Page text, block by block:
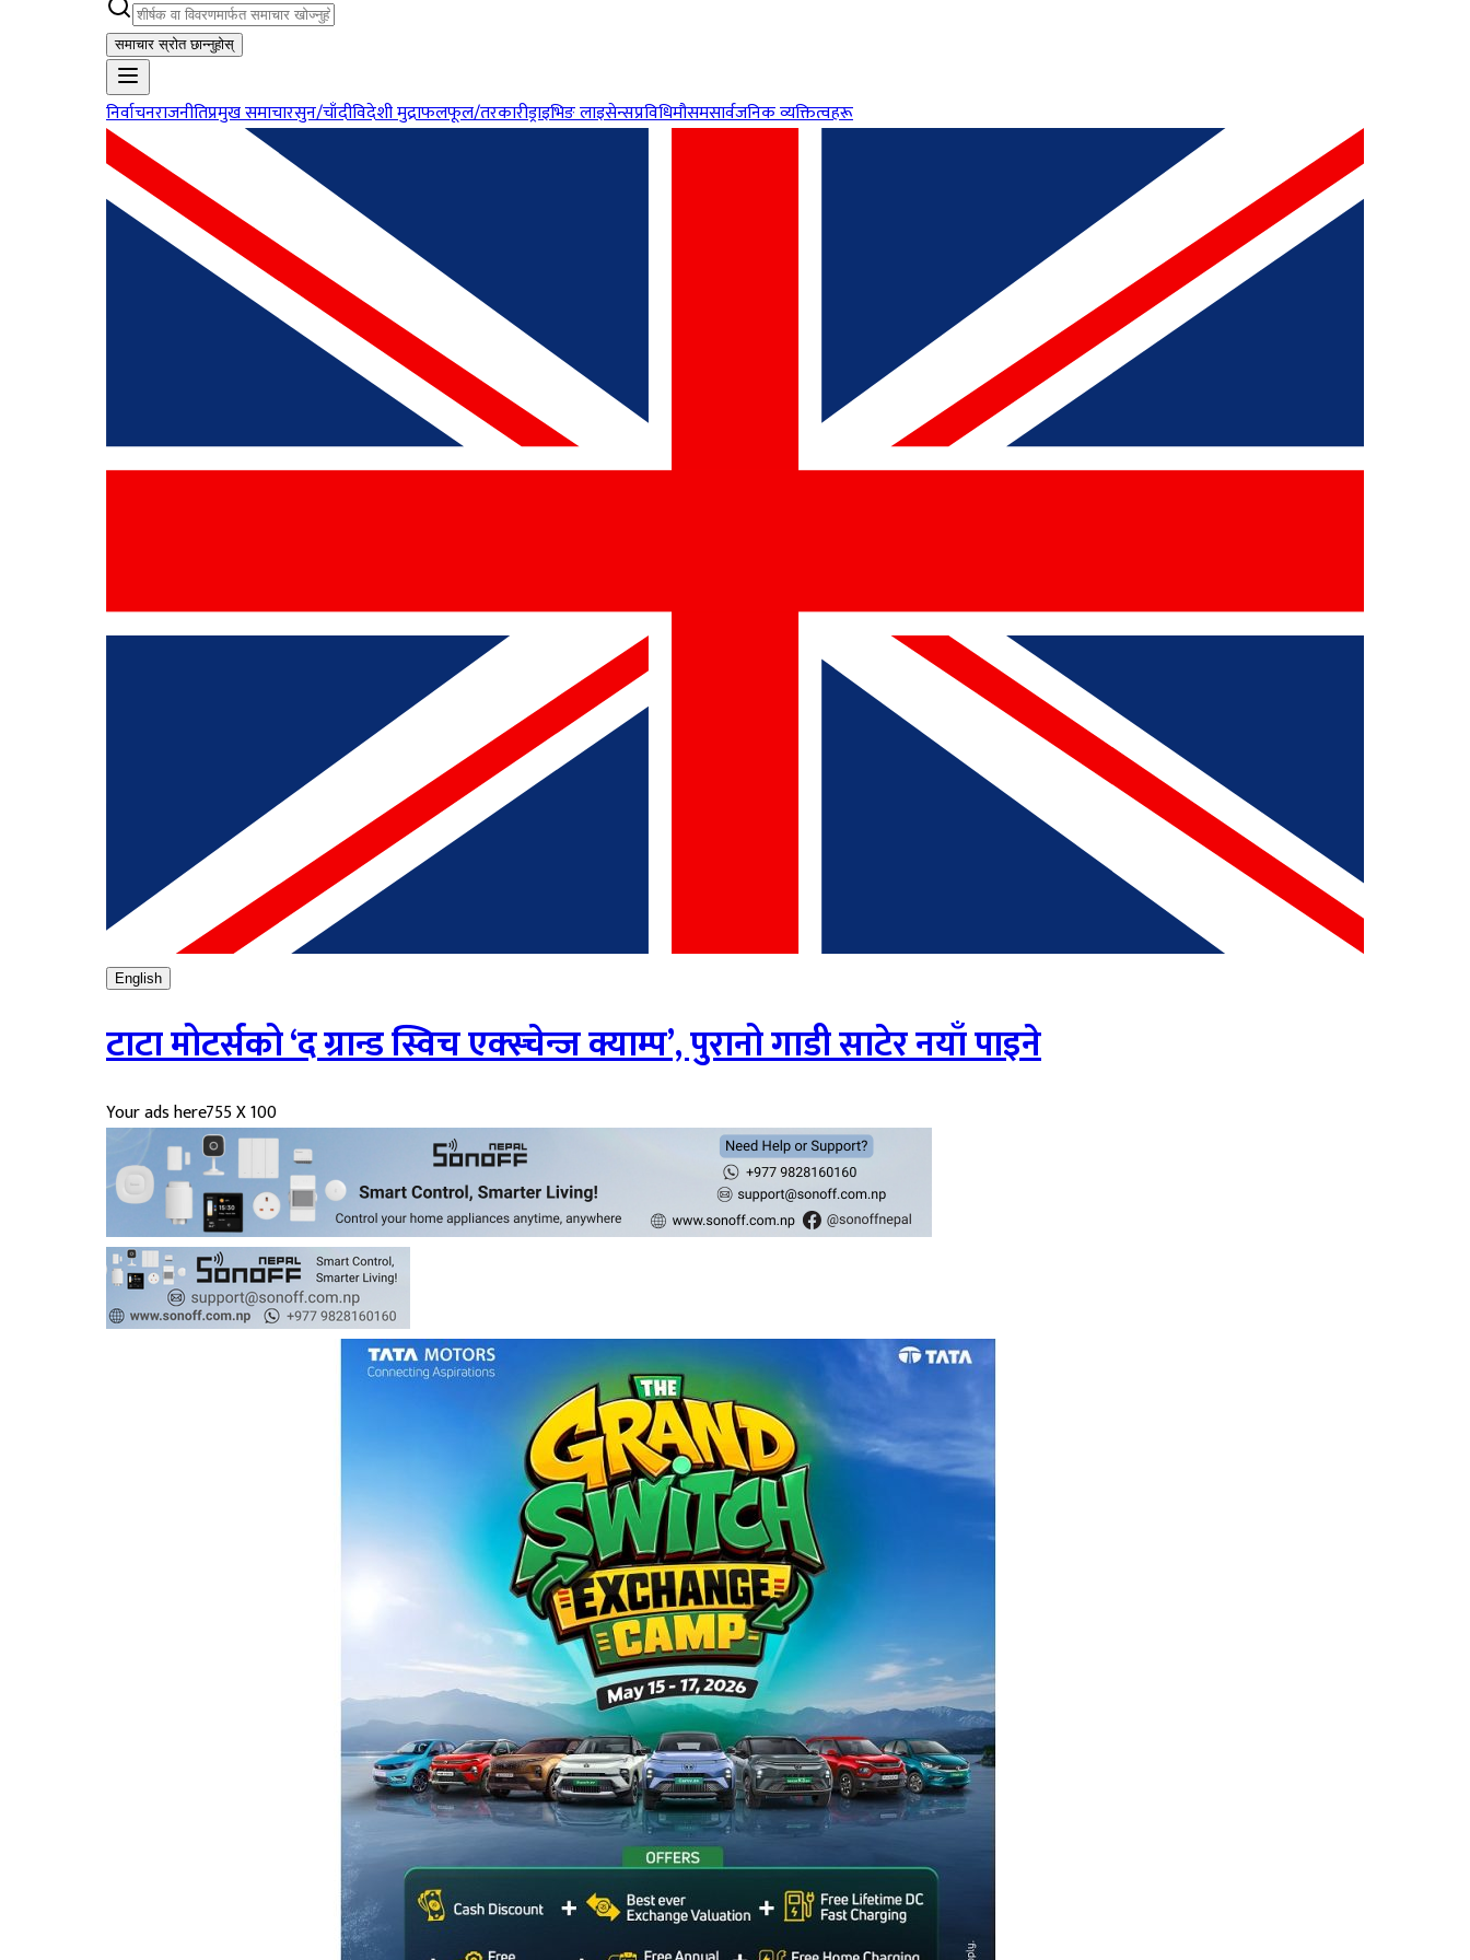
समाचार स्रोत छान्नुहोस्
निर्वाचनराजनीतिप्रमुख समाचारसुन/चाँदीविदेशी मुद्राफलफूल/तरकारीड्राइभिङ लाइसेन्सप्रविधिमौसमसार्वजनिक व्यक्तित्वहरू
English
टाटा मोटर्सको ‘द ग्रान्ड स्विच एक्स्चेन्ज क्याम्प’, पुरानो गाडी साटेर नयाँ पाइने
Your ads here755 X 100